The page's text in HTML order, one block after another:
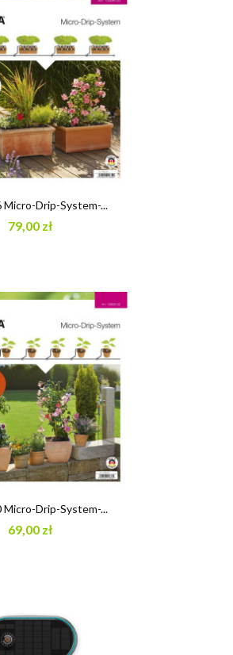
podgląd
Drip-System-...
79,00 zł
podgląd
Drip-System-...
69,00 zł